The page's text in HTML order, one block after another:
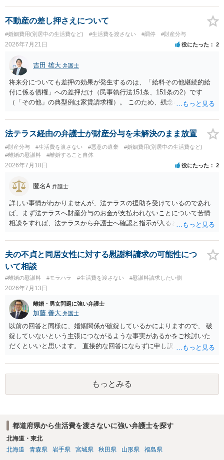
て、ご検討いただくのが良いかと思います。
不動産の差し押さえについて
#婚姻費用(別居中の生活費など) #生活費を渡さない #調停 #財産分与
2026年7月21日 役にたった 2
吉田 雄大 弁護士
将来分についても差押の効果が発生するのは、「給料その他継続的給
付に係る債権」への差押だけ（民事執行法151条、151条の2）です
（「その他」の典型例は家賃請求権）。 このため、残念ながらお答え
のみが配当の対象です。
法テラス経由の弁護士が財産分与を未解決のまま放置
#財産分与 #生活費を渡さない #悪意の遺棄
#婚姻費用(別居中の生活費など)
#離婚の慰謝料
#離婚すること自体
2026年7月18日 役にたった 2
匿名A 弁護士
詳しい事情がわかりませんが、法テラスの援助を受けているのであれ
ば、まず法テラスへ財産分与のお金が支払われないことについて苦情
相談をすれば、法テラスから弁護士へ確認と指示が入ると思います。
す。
夫の不貞と同居女性に対する慰謝料請求の可能性につ
いて相談
#離婚の慰謝料 #モラハラ #生活費を渡さない #慰謝料請求したい側
2026年7月13日
離婚・男女問題に強い弁護士
加藤 善大 弁護士
以前の回答と同様に、婚姻関係が破綻しているかによりますので、 破
綻していないという主張につながるような事実があるかをご検討いた
だくといいと思います。 直接的な回答にならずに申し訳ございません
もっとみる
都道府県から生活費を渡さないに強い弁護士を探す
北海道・東北
北海道
青森県 岩手県 宮城県 秋田県 山形県 福島県